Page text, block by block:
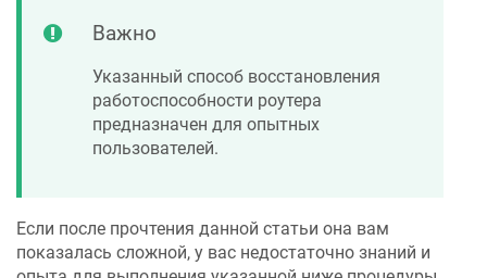
Важно
Указанный способ восстановления
работоспособности роутера
предназначен для опытных
пользователей.
Если после прочтения данной статьи она вам
показалась сложной, у вас недостаточно знаний и